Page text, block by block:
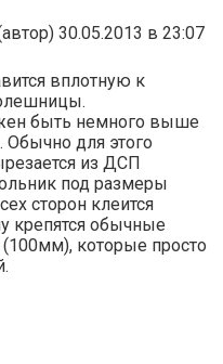
30.05.2013 в 23:07
вплотную к
быть немного выше
для этого
из ДСП
под размеры
сторон клеится
крепятся обычные
(100мм), которые просто